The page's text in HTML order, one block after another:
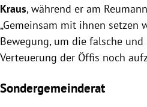
Kraus, während er am
„Gemeinsam mit ihnen setzen
Bewegung, um die falsche
Verteuerung der Öffis noch
Sondergemeinderat